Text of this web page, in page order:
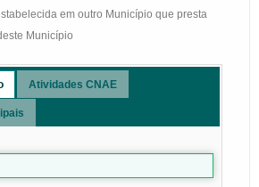
em outro Município que presta
Município
Atividades CNAE